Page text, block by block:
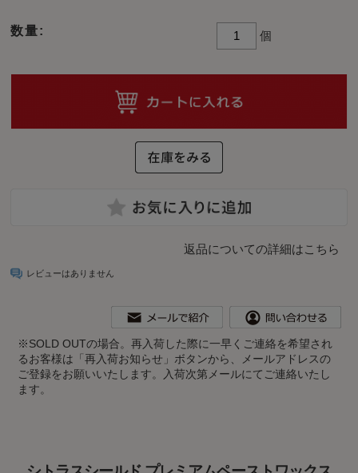
数量: 個
返品についての詳細はこちら
レビューはありません
※SOLD OUTの場合。再入荷した際に一早くご連絡を希望され
るお客様は「再入荷お知らせ」ボタンから、メールアドレスの
ご登録をお願いいたします。入荷次第メールにてご連絡いたし
ます。